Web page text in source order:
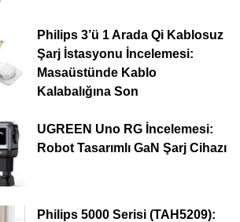
Philips 3’ü 1 Arada Qi Kablosuz
Şarj İstasyonu İncelemesi:
Masaüstünde Kablo
Kalabalığına Son
UGREEN Uno RG İncelemesi:
Robot Tasarımlı GaN Şarj Cihazı
Philips 5000 Serisi (TAH5209):